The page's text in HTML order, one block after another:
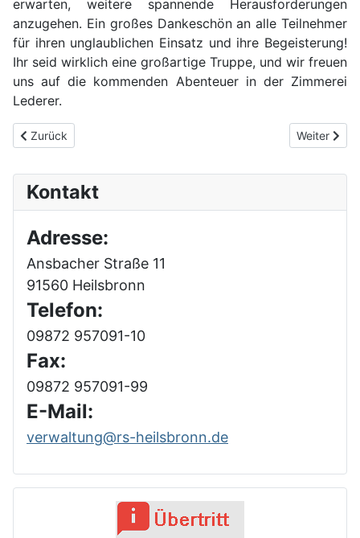
erwarten, weitere spannende Herausforderungen
anzugehen. Ein großes Dankeschön an alle Teilnehmer
für ihren unglaublichen Einsatz und ihre Begeisterung!
Ihr seid wirklich eine großartige Truppe, und wir freuen
uns auf die kommenden Abenteuer in der Zimmerei
Lederer.
Vorheriger Beitrag: Ein erfolgreicher Dritter Projekttag in der
Zurück Nächster
Weiter
Kontakt
Adresse:
Ansbacher Straße 11
91560 Heilsbronn
Telefon:
09872 957091-10
Fax:
09872 957091-99
E-Mail:
verwaltung@rs-heilsbronn.de